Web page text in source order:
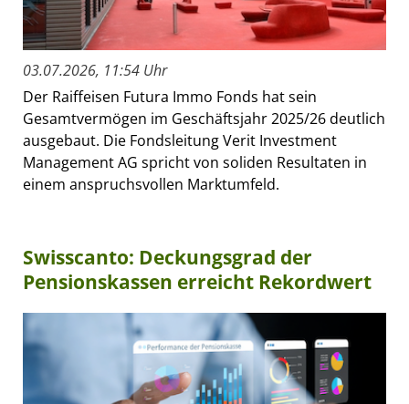
03.07.2026, 11:54 Uhr
Der Raiffeisen Futura Immo Fonds hat sein
Gesamtvermögen im Geschäftsjahr 2025/26 deutlich
ausgebaut. Die Fondsleitung Verit Investment
Management AG spricht von soliden Resultaten in
einem anspruchsvollen Marktumfeld.
Swisscanto: Deckungsgrad der
Pensionskassen erreicht Rekordwert